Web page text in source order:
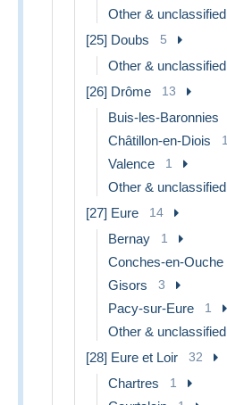
Other & unclassified
[25] Doubs 5
Other & unclassified
[26] Drôme 13
Buis-les-Baronnies
Châtillon-en-Diois 1
Valence 1
Other & unclassified
[27] Eure 14
Bernay 1
Conches-en-Ouche
Gisors 3
Pacy-sur-Eure 1
Other & unclassified
[28] Eure et Loir 32
Chartres 1